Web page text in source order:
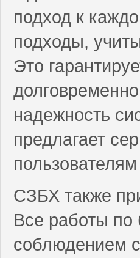
подход к
подходы,
Это
надежность
предлагает
СЗБХ также
Все работы по
соблюдением